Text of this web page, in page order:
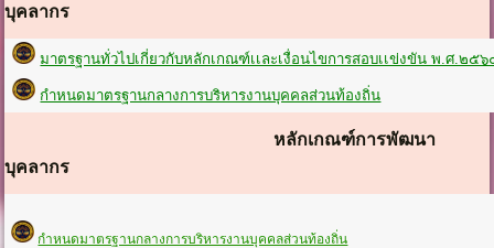
บุคลากร
มาตรฐานทั่วไปเกี่ยวกับหลักเกณฑ์เเละเงื่อนไขการสอบเเข่งขัน พ.ศ.๒๕๖
กำหนดมาตรฐานกลางการบริหารงานบุคคลส่วนท้องถิ่น
หลักเกณฑ์การพัฒนา
บุคลากร
กำหนดมาตรฐานกลางการบริหารงานบุคคลส่วนท้องถิ่น